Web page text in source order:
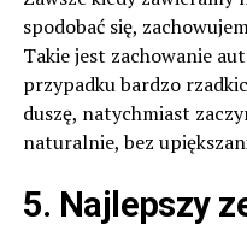
spodobać się,
Takie jest zachowanie
przypadku bardzo
duszę, natychmiast
naturalnie, bez
5. Najlepszy